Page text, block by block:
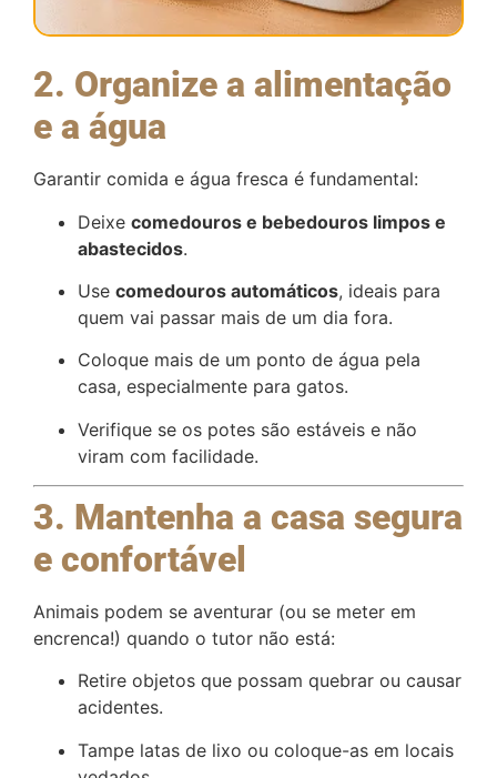
2. Organize a alimentação
e a água
Garantir comida e água fresca é fundamental:
Deixe comedouros e bebedouros limpos e
abastecidos.
Use comedouros automáticos, ideais para
quem vai passar mais de um dia fora.
Coloque mais de um ponto de água pela
casa, especialmente para gatos.
Verifique se os potes são estáveis e não
viram com facilidade.
3. Mantenha a casa segura
e confortável
Animais podem se aventurar (ou se meter em
encrenca!) quando o tutor não está:
Retire objetos que possam quebrar ou causar
acidentes.
Tampe latas de lixo ou coloque-as em locais